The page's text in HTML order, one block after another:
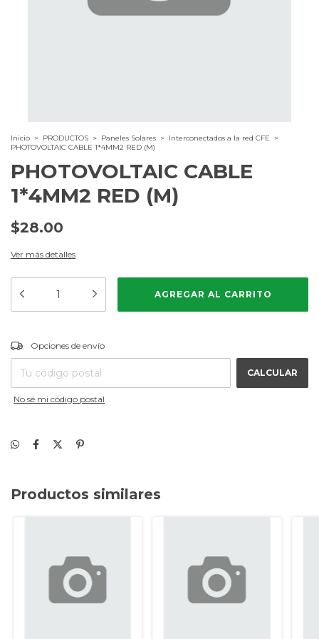
Inicio > PRODUCTOS > Paneles Solares > Interconectados a la red CFE
>
PHOTOVOLTAIC CABLE 1*4MM2 RED (M)
PHOTOVOLTAIC CABLE
1*4MM2 RED (M)
$28.00
Ver más detalles
Entregas para el CP:
Opciones de envío
CALCULAR
No sé mi código postal
Productos similares